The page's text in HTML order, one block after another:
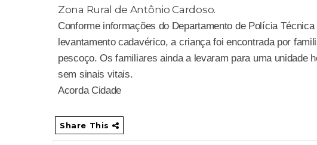
Zona Rural de Antônio Cardoso.
Conforme informações do Departamento de Polícia
levantamento cadavérico, a criança foi encontrada por
pescoço. Os familiares ainda a levaram para uma unidade
sem sinais vitais.
Acorda Cidade
Share This